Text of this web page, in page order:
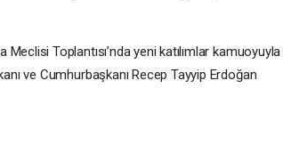
Toplantısı’nda yeni katılımlar kamuoyuyla
ve Cumhurbaşkanı Recep Tayyip Erdoğan